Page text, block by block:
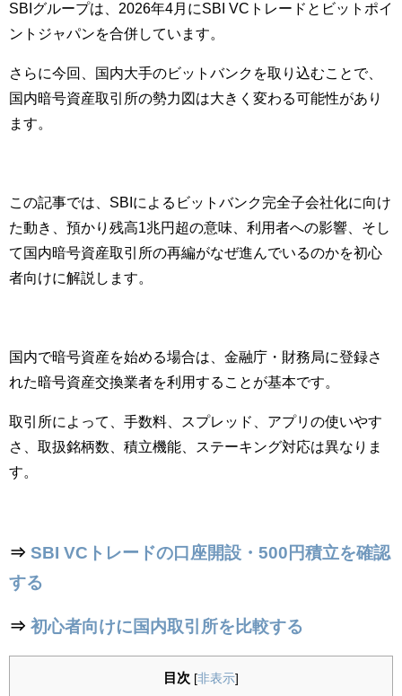
SBIグループは、2026年4月にSBI VCトレードとビットポイ
ントジャパンを合併しています。
さらに今回、国内大手のビットバンクを取り込むことで、
国内暗号資産取引所の勢力図は大きく変わる可能性があり
ます。
この記事では、SBIによるビットバンク完全子会社化に向け
た動き、預かり残高1兆円超の意味、利用者への影響、そし
て国内暗号資産取引所の再編がなぜ進んでいるのかを初心
者向けに解説します。
国内で暗号資産を始める場合は、金融庁・財務局に登録さ
れた暗号資産交換業者を利用することが基本です。
取引所によって、手数料、スプレッド、アプリの使いやす
さ、取扱銘柄数、積立機能、ステーキング対応は異なりま
す。
⇒ SBI VCトレードの口座開設・500円積立を確認
する
⇒ 初心者向けに国内取引所を比較する
目次 [非表示]